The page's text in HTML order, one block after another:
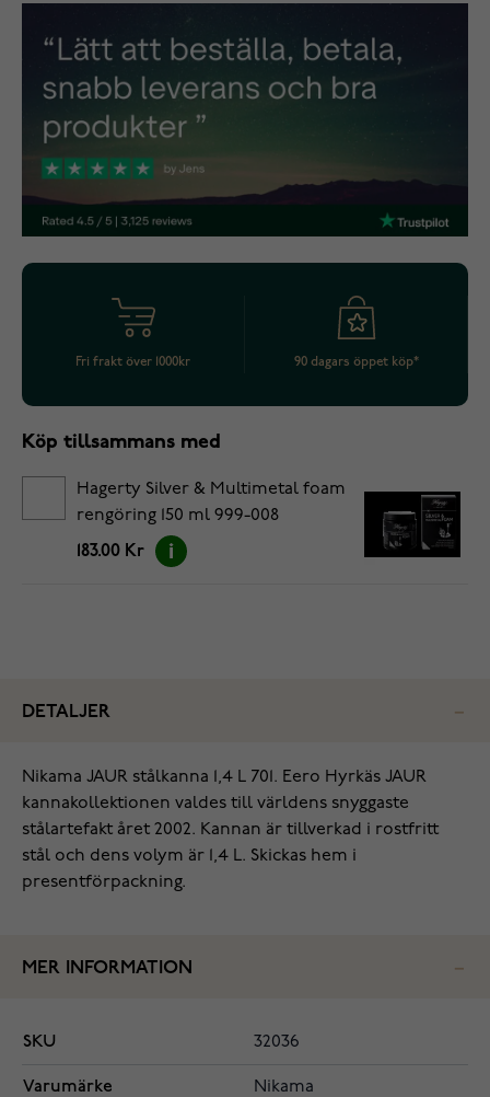
Fri frakt över 1000kr 90 dagars öppet köp*
Köp tillsammans med
Hagerty Silver & Multimetal foam
rengöring 150 ml 999-008
183.00 Kr
DETALJER
Nikama JAUR stålkanna 1,4 L 701. Eero Hyrkäs JAUR
kannakollektionen valdes till världens snyggaste
stålartefakt året 2002. Kannan är tillverkad i rostfritt
stål och dens volym är 1,4 L. Skickas hem i
presentförpackning.
MER INFORMATION
SKU 32036
Varumärke Nikama